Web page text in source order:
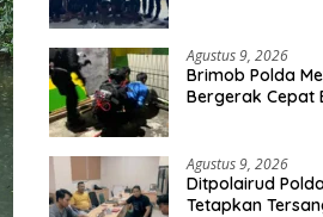
Diamankan
Agustus 9, 2026
Brimob Polda
Bergerak Cepat
Agustus 9, 2026
Ditpolairud
Tetapkan